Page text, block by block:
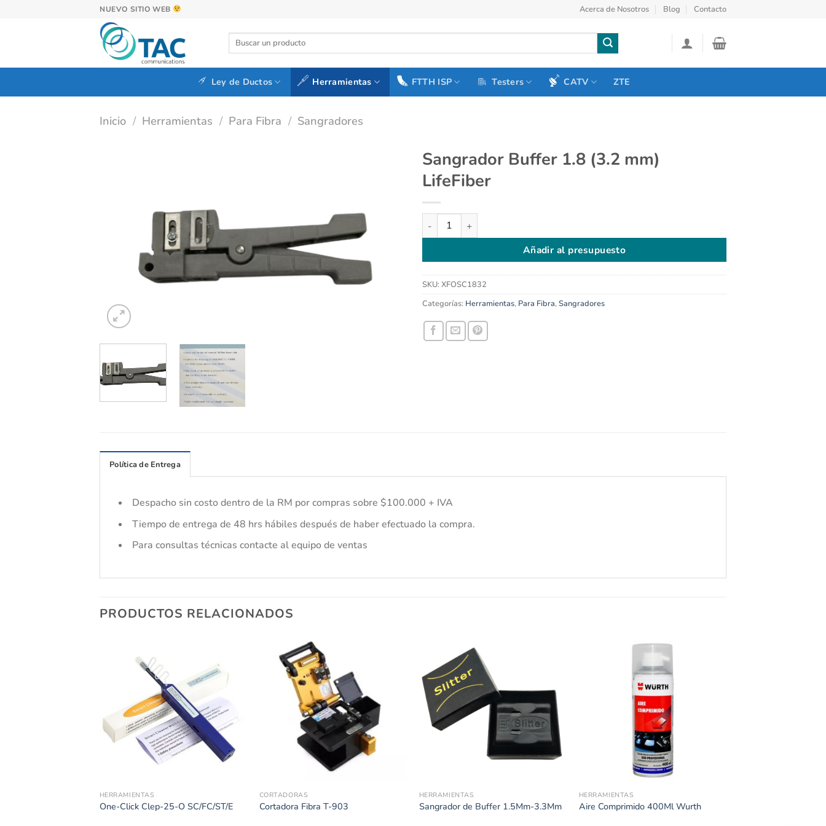
NUEVO SITIO WEB Acerca de Nosotros Blog Contacto
Buscar
Ley de Ductos Herramientas FTTH ISP Testers CATV ZTE
Inicio / Herramientas / Para Fibra / Sangradores
Sangrador Buffer 1.8 (3.2 mm)
LifeFiber
Sangrador Buffer 1.8 (3.2 mm) LifeFiber cantidad
Añadir al presupuesto
SKU: XFOSC1832
Categorías: Herramientas, Para Fibra,Sangradores
Política de Entrega
Despacho sin costo dentro de la RM por compras sobre $100.000 + IVA
Tiempo de entrega de 48 hrs hábiles después de haber efectuado la compra.
Para consultas técnicas contacte al equipo de ventas
PRODUCTOS RELACIONADOS
HERRAMIENTAS
One-Click Clep-25-O SC/FC/ST/E
CORTADORAS
Cortadora Fibra T-903
HERRAMIENTAS
Sangrador de Buffer 1.5Mm-3.3Mm
HERRAMIENTAS
Aire Comprimido 400Ml Wurth